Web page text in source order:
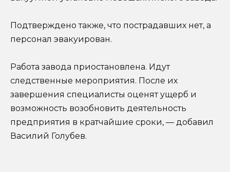
Подтверждено также, что пострадавших нет, а
персонал эвакуирован.
Работа завода приостановлена. Идут
следственные мероприятия. После их
завершения специалисты оценят ущерб и
возможность возобновить деятельность
предприятия в кратчайшие сроки, — добавил
Василий Голубев.